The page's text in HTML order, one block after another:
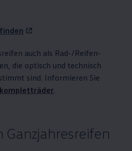
auch als Rad-/Reifen-
die optisch und technisch
sind. Informieren Sie
.
Ganzjahresreifen